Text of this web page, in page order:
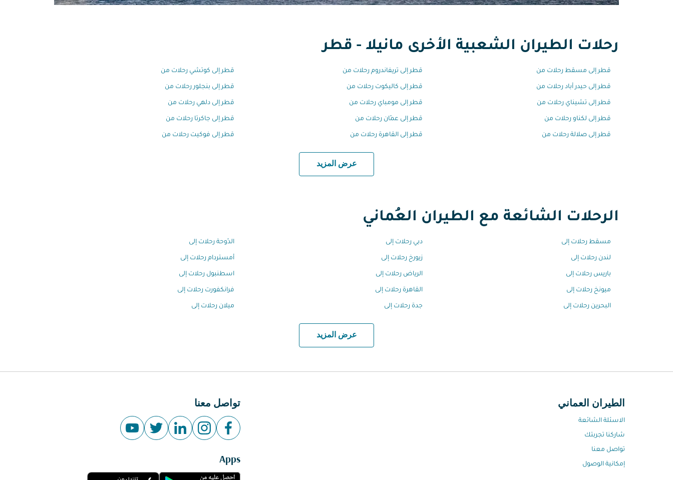
رحلات الطيران الشعبية الأخرى مانيلا - قطر
قطر إلى مسقط رحلات من قطر إلى تريفاندروم رحلات من قطر إلى كوتشي رحلات من
قطر إلى حيدر أباد رحلات من قطر إلى كاليكوت رحلات من قطر إلى بنجلور رحلات من
قطر إلى تشيناي رحلات من قطر إلى مومباي رحلات من قطر إلى دلهي رحلات من
قطر إلى لكناو رحلات من قطر إلى عمّان رحلات من قطر إلى جاكرتا رحلات من
قطر إلى صلالة رحلات من قطر إلى القاهرة رحلات من قطر إلى فوكيت رحلات من
عرض المزيد
الرحلات الشائعة مع الطيران العُماني
مسقط رحلات إلى دبي رحلات إلى الدّوحة رحلات إلى
لندن رحلات إلى زيورخ رحلات إلى أمستردام رحلات إلى
باريس رحلات إلى الرياض رحلات إلى اسطنبول رحلات إلى
ميونخ رحلات إلى القاهرة رحلات إلى فرانكفورت رحلات إلى
البحرين رحلات إلى جدة رحلات إلى ميلان رحلات إلى
عرض المزيد
الطيران العماني
الاسئلة الشائعة
شاركنا تجربتك
تواصل معنا
إمكانية الوصول
تواصل معنا
Apps